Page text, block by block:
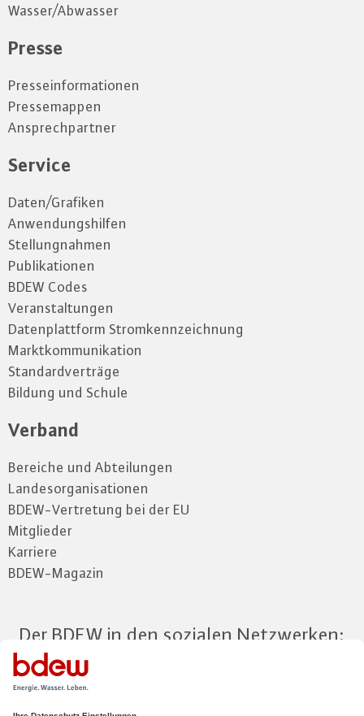
Wasser/Abwasser
Presse
Presseinformationen
Pressemappen
Ansprechpartner
Service
Daten/Grafiken
Anwendungshilfen
Stellungnahmen
Publikationen
BDEW Codes
Veranstaltungen
Datenplattform Stromkennzeichnung
Marktkommunikation
Standardverträge
Bildung und Schule
Verband
Bereiche und Abteilungen
Landesorganisationen
BDEW-Vertretung bei der EU
Mitglieder
Karriere
BDEW-Magazin
Der BDEW in den sozialen Netzwerken: